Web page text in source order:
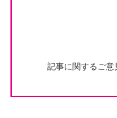
記事に関するご